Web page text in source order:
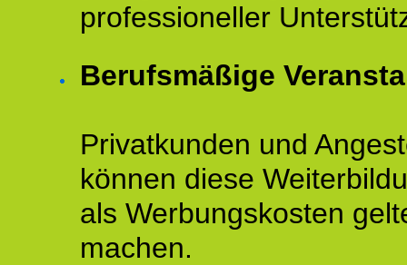
professioneller
Berufsmäßige
Privatkunden und
können diese
als Werbungskosten
machen.